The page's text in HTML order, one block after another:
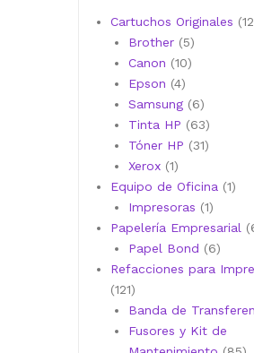
Cartuchos Originales
Brother 55
productos
Canon 1010
Epson 44
productos
Samsung 66
productos
Tinta HP 6363
Tóner HP 3131
Xerox 11
producto
Equipo de Oficina 11
Impresoras 11
Papelería Empresarial
Papel Bond 66
Refacciones para
121121
productos
Banda de
Fusores y Kit de
85